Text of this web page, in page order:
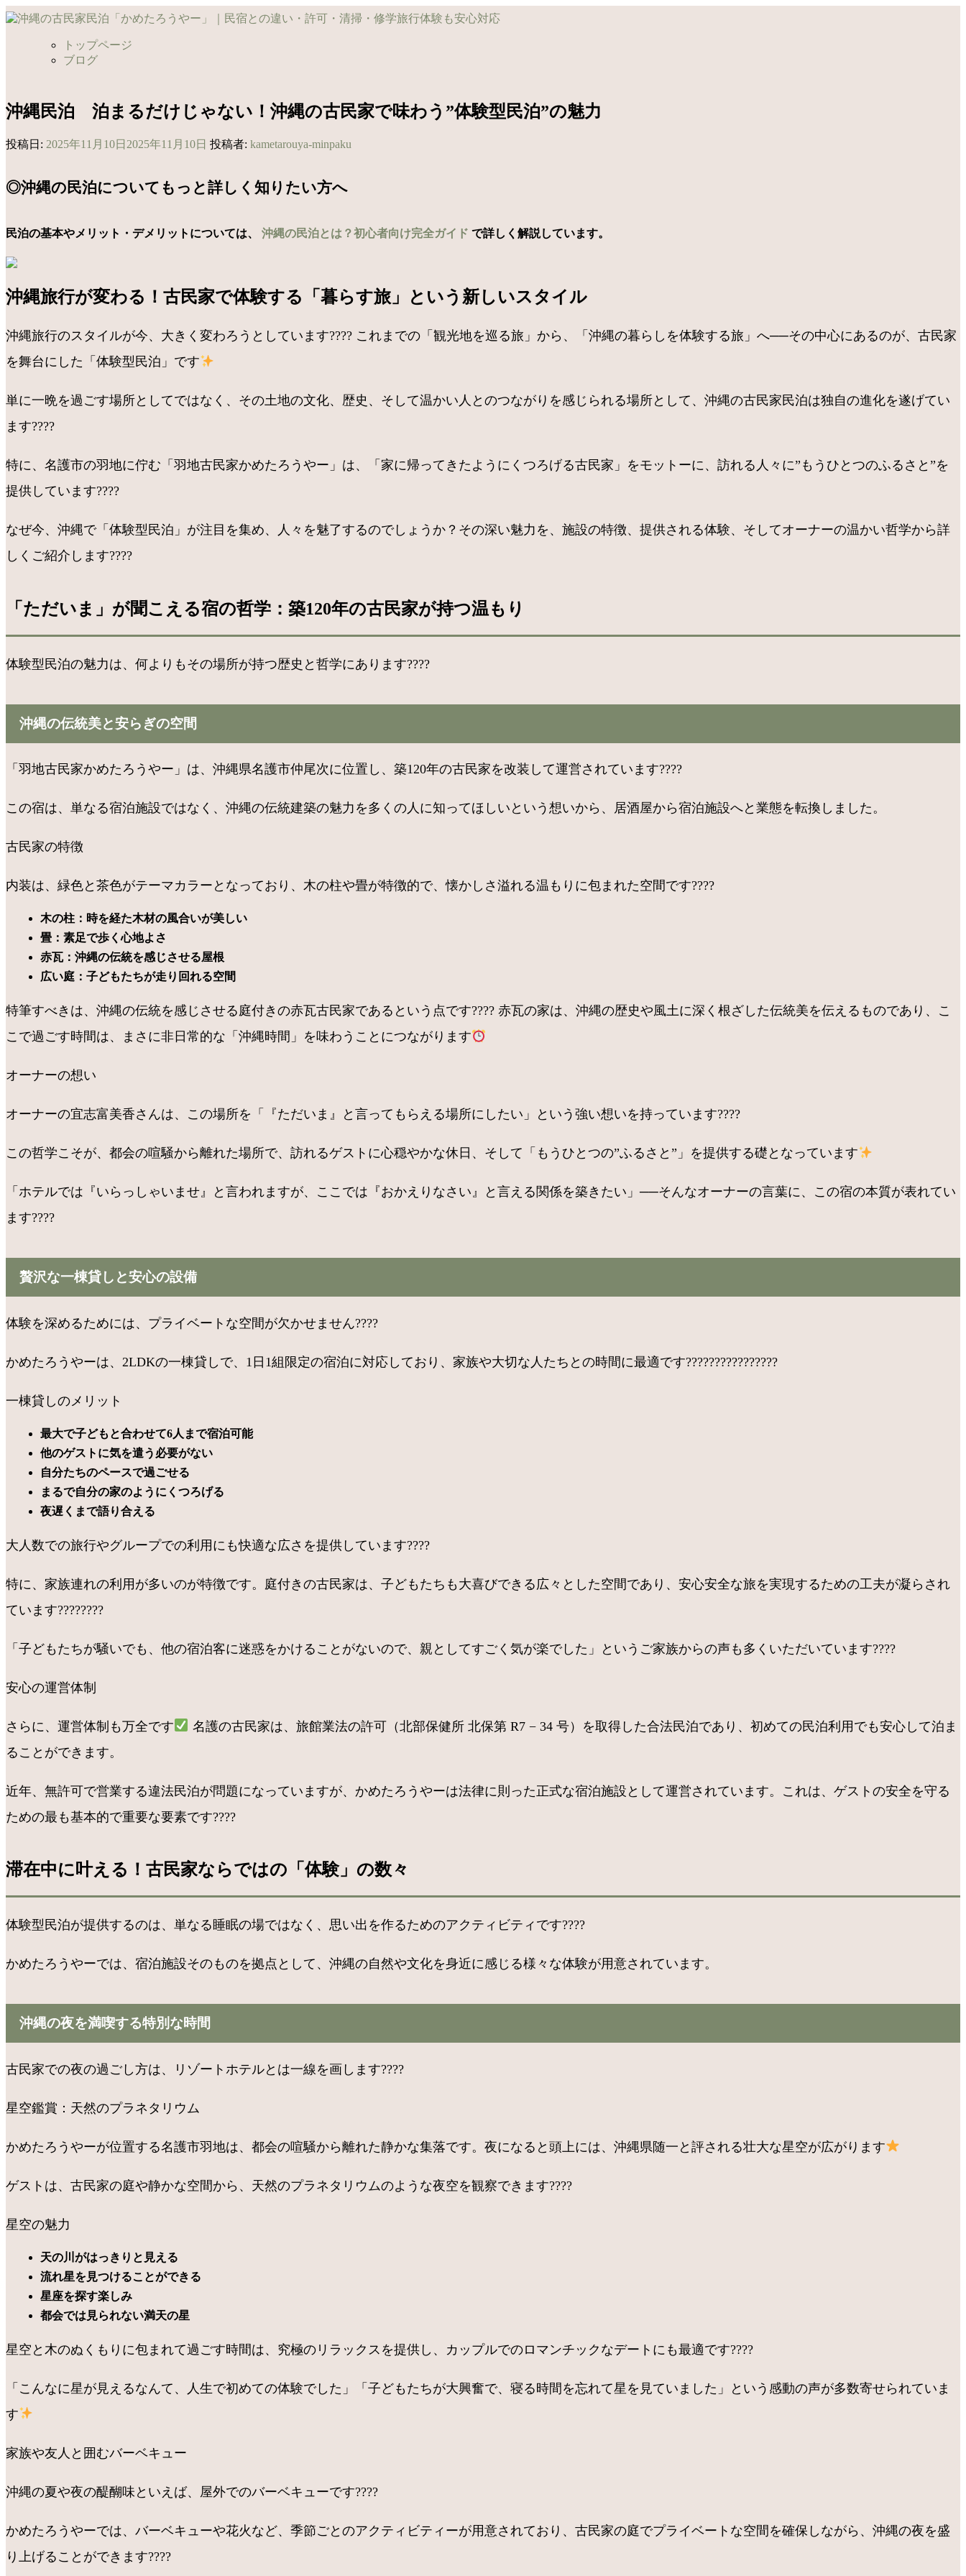
コ
ン
ス
キ
プ
トップページ
ブログ
沖縄民泊 泊まるだけじゃない！沖縄の古民家で味わう”体験型民泊”の魅力
投稿日: 2025年11月10日 2025年11月10日 投稿者: kametarouya-minpaku
◎沖縄の民泊についてもっと詳しく知りたい方へ
民泊の基本やメリット・デメリットについては、 沖縄の民泊とは？初心者向け完全ガイド で詳しく解説しています。
沖縄旅行が変わる！古民家で体験する「暮らす旅」という新しいスタイル
沖縄旅行のスタイルが今、大きく変わろうとしています???? これまでの「観光地を巡る旅」から、「沖縄の暮らしを体験する旅」へ──その中心にあるのが、古民家
を舞台にした「体験型民泊」です
単に一晩を過ごす場所としてではなく、その土地の文化、歴史、そして温かい人とのつながりを感じられる場所として、沖縄の古民家民泊は独自の進化を遂げてい
ます????
特に、名護市の羽地に佇む「羽地古民家かめたろうやー」は、「家に帰ってきたようにくつろげる古民家」をモットーに、訪れる人々に”もうひとつのふるさと”を
提供しています????
なぜ今、沖縄で「体験型民泊」が注目を集め、人々を魅了するのでしょうか？その深い魅力を、施設の特徴、提供される体験、そしてオーナーの温かい哲学から詳
しくご紹介します????
「ただいま」が聞こえる宿の哲学：築120年の古民家が持つ温もり
体験型民泊の魅力は、何よりもその場所が持つ歴史と哲学にあります????
沖縄の伝統美と安らぎの空間
「羽地古民家かめたろうやー」は、沖縄県名護市仲尾次に位置し、築120年の古民家を改装して運営されています????
この宿は、単なる宿泊施設ではなく、沖縄の伝統建築の魅力を多くの人に知ってほしいという想いから、居酒屋から宿泊施設へと業態を転換しました。
古民家の特徴
内装は、緑色と茶色がテーマカラーとなっており、木の柱や畳が特徴的で、懐かしさ溢れる温もりに包まれた空間です????
木の柱：時を経た木材の風合いが美しい
畳：素足で歩く心地よさ
赤瓦：沖縄の伝統を感じさせる屋根
広い庭：子どもたちが走り回れる空間
特筆すべきは、沖縄の伝統を感じさせる庭付きの赤瓦古民家であるという点です???? 赤瓦の家は、沖縄の歴史や風土に深く根ざした伝統美を伝えるものであり、こ
こで過ごす時間は、まさに非日常的な「沖縄時間」を味わうことにつながります
オーナーの想い
オーナーの宜志富美香さんは、この場所を「『ただいま』と言ってもらえる場所にしたい」という強い想いを持っています????
この哲学こそが、都会の喧騒から離れた場所で、訪れるゲストに心穏やかな休日、そして「もうひとつの”ふるさと”」を提供する礎となっています
「ホテルでは『いらっしゃいませ』と言われますが、ここでは『おかえりなさい』と言える関係を築きたい」──そんなオーナーの言葉に、この宿の本質が表れてい
ます????
贅沢な一棟貸しと安心の設備
体験を深めるためには、プライベートな空間が欠かせません????
かめたろうやーは、2LDKの一棟貸しで、1日1組限定の宿泊に対応しており、家族や大切な人たちとの時間に最適です????‍????‍????‍????
一棟貸しのメリット
最大で子どもと合わせて6人まで宿泊可能
他のゲストに気を遣う必要がない
自分たちのペースで過ごせる
まるで自分の家のようにくつろげる
夜遅くまで語り合える
大人数での旅行やグループでの利用にも快適な広さを提供しています????
特に、家族連れの利用が多いのが特徴です。庭付きの古民家は、子どもたちも大喜びできる広々とした空間であり、安心安全な旅を実現するための工夫が凝らされ
ています????????
「子どもたちが騒いでも、他の宿泊客に迷惑をかけることがないので、親としてすごく気が楽でした」というご家族からの声も多くいただいています????
安心の運営体制
さらに、運営体制も万全です
名護の古民家は、旅館業法の許可（北部保健所 北保第 R7 − 34 号）を取得した合法民泊であり、初めての民泊利用でも安心して泊ま
ることができます。
近年、無許可で営業する違法民泊が問題になっていますが、かめたろうやーは法律に則った正式な宿泊施設として運営されています。これは、ゲストの安全を守る
ための最も基本的で重要な要素です????️
滞在中に叶える！古民家ならではの「体験」の数々
体験型民泊が提供するのは、単なる睡眠の場ではなく、思い出を作るためのアクティビティです????
かめたろうやーでは、宿泊施設そのものを拠点として、沖縄の自然や文化を身近に感じる様々な体験が用意されています。
沖縄の夜を満喫する特別な時間
古民家での夜の過ごし方は、リゾートホテルとは一線を画します????
星空鑑賞：天然のプラネタリウム
かめたろうやーが位置する名護市羽地は、都会の喧騒から離れた静かな集落です。夜になると頭上には、沖縄県随一と評される壮大な星空が広がります
ゲストは、古民家の庭や静かな空間から、天然のプラネタリウムのような夜空を観察できます????
星空の魅力
天の川がはっきりと見える
流れ星を見つけることができる
星座を探す楽しみ
都会では見られない満天の星
星空と木のぬくもりに包まれて過ごす時間は、究極のリラックスを提供し、カップルでのロマンチックなデートにも最適です????
「こんなに星が見えるなんて、人生で初めての体験でした」「子どもたちが大興奮で、寝る時間を忘れて星を見ていました」という感動の声が多数寄せられていま
す
家族や友人と囲むバーベキュー
沖縄の夏や夜の醍醐味といえば、屋外でのバーベキューです????
かめたろうやーでは、バーベキューや花火など、季節ごとのアクティビティーが用意されており、古民家の庭でプライベートな空間を確保しながら、沖縄の夜を盛
り上げることができます????